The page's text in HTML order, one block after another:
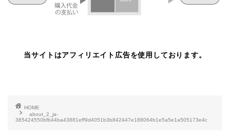
当サイトはアフィリエイト広告を使用しております。
HOME
about_2_ja-
385424550bfb44ba43881eff9d4051b3b842447e188064b1e5a5e1a505173e4c